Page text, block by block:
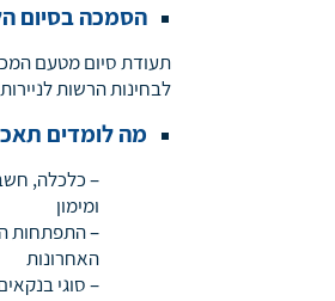
הסמכה בסיום
תעודת סיום מטעם
לבחינות הרשות
מה לומדים
– כלכלה,
ומימון
– התפתחות
האחרונות
– סוגי